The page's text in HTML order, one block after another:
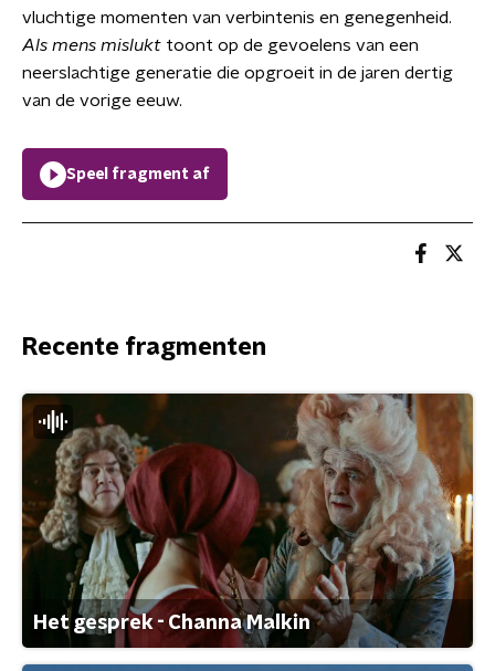
vluchtige momenten van verbintenis en genegenheid.
Als mens mislukt toont op de gevoelens van een
neerslachtige generatie die opgroeit in de jaren dertig
van de vorige eeuw.
Speel fragment af
Recente fragmenten
Het gesprek - Channa Malkin